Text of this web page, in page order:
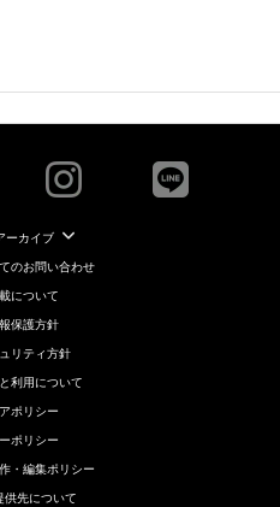
ーカイブ
のお問い合わせ
について
保護方針
リティ方針
利用について
ポリシー
ポリシー
・編集ポリシー
供先について